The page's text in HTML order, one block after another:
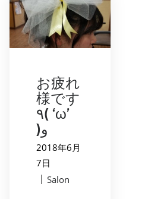
お疲れ
様です
٩( ‘ω’
)و
2018年6月
7日
| Salon